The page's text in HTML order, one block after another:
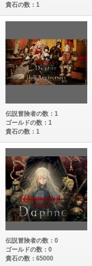
貴石の数：1
伝説冒険者の数：1
ゴールドの数：1
貴石の数：1
伝説冒険者の数：0
ゴールドの数：0
貴石の数：65000